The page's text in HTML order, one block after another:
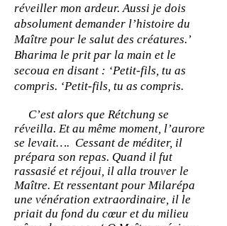
réveiller mon ardeur. Aussi je dois
absolument demander l’histoire du
Maître pour le salut des créatures.’
Bharima le prit par la main et le
secoua en disant : ‘Petit-fils, tu as
compris. ‘Petit-fils, tu as compris.
C’est alors que Rétchung se
réveilla. Et au même moment, l’aurore
se levait…. Cessant de méditer, il
prépara son repas. Quand il fut
rassasié et réjoui, il alla trouver le
Maître. Et ressentant pour Milarépa
une vénération extraordinaire, il le
priait du fond du cœur et du milieu